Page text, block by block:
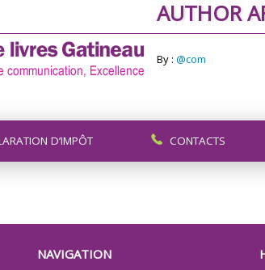
D’IMPÔT CONTACTS
AUTHOR
NAVIGATION
By : @com